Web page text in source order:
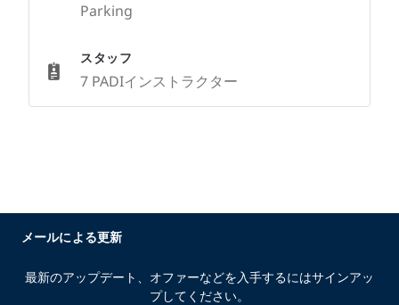
Parking
スタッフ
7 PADIインストラクター
メールによる更新
最新のアップデート、オファーなどを入手するにはサインアッ
プしてください。